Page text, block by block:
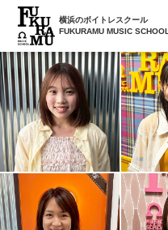
横浜のボイトレスクール
FUKURAMU MUSIC SCHOOL